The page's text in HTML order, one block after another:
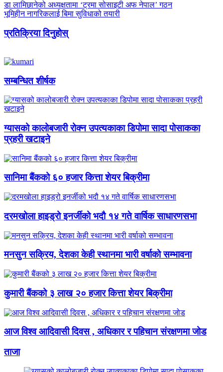
डा लामिछानेको अध्यक्षतामा ‘ट्रमा सोसाइटी अफ नेपाल’ गठन
भूमिहीन नागरिकलाई बिमा सुविधाको तयारी
प्रतिक्रिया दिनुहोस्
सम्बन्धित शीर्षक
ग्यासको कालोबजारी रोक्न उपत्यकाका डिपोमा सादा पोसाकका
प्रहरी खटाइने
सानिमा बैंकको ६० हजार कित्ता शेयर बिक्रीमा
दरमखोला हाइड्रो इनर्जीको भदौ १४ गते वार्षिक साधारणसभा
मनसुन सक्रिय, देशका केही स्थानमा भारी वर्षाको सम्भावना
कुमारी बैंकको ३ लाख २० हजार कित्ता शेयर बिक्रीमा
आज विश्व आदिवासी दिवस , अधिकार र पहिचान संरक्षणमा जोड
ताजा